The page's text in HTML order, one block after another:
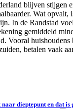
blijven stijgen
Wat opvalt,
In de Randstad
gemiddeld
Vooral huishoudens
betalen vaak
dieptepunt en dat is